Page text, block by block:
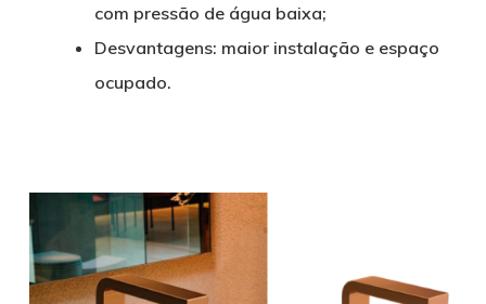
com pressão de água baixa;
Desvantagens: maior instalação e espaço
ocupado.